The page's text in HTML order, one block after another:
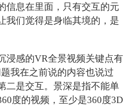
信息在里面，只有交互的元
我们觉得是身临其境的，是
浸感的VR全景视频关键点有
我在之前说的内容也说过
二是交互。景深是指不能单
度的视频，至少是360度3D